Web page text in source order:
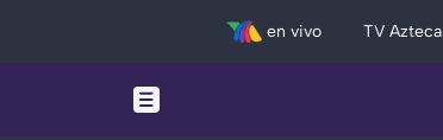
en vivo TV Azteca